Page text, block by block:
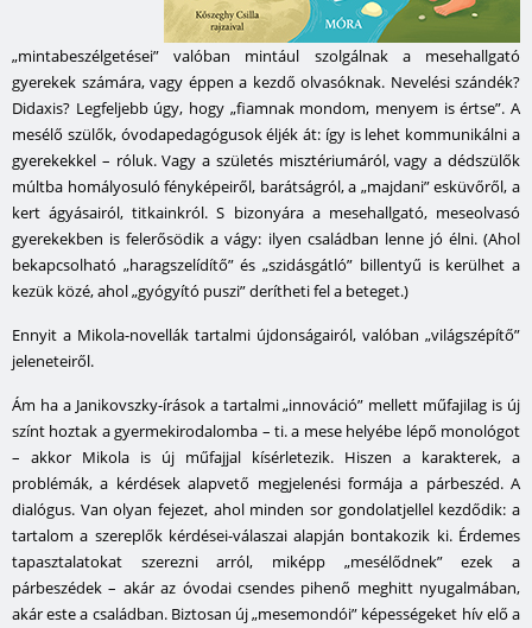
„mintabeszélgetései” valóban mintául szolgálnak a mesehallgató
gyerekek számára, vagy éppen a kezdő olvasóknak. Nevelési szándék?
Didaxis? Legfeljebb úgy, hogy „fiamnak mondom, menyem is értse”. A
mesélő szülők, óvodapedagógusok éljék át: így is lehet kommunikálni a
gyerekekkel – róluk. Vagy a születés misztériumáról, vagy a dédszülők
múltba homályosuló fényképeiről, barátságról, a „majdani” esküvőről, a
kert ágyásairól, titkainkról. S bizonyára a mesehallgató, meseolvasó
gyerekekben is felerősödik a vágy: ilyen családban lenne jó élni. (Ahol
bekapcsolható „haragszelídítő” és „szidásgátló” billentyű is kerülhet a
kezük közé, ahol „gyógyító puszi” derítheti fel a beteget.)
Ennyit a Mikola-novellák tartalmi újdonságairól, valóban „világszépítő”
jeleneteiről.
Ám ha a Janikovszky-írások a tartalmi „innováció” mellett műfajilag is új
színt hoztak a gyermekirodalomba – ti. a mese helyébe lépő monológot
– akkor Mikola is új műfajjal kísérletezik. Hiszen a karakterek, a
problémák, a kérdések alapvető megjelenési formája a párbeszéd. A
dialógus. Van olyan fejezet, ahol minden sor gondolatjellel kezdődik: a
tartalom a szereplők kérdései-válaszai alapján bontakozik ki. Érdemes
tapasztalatokat szerezni arról, miképp „mesélődnek” ezek a
párbeszédek – akár az óvodai csendes pihenő meghitt nyugalmában,
akár este a családban. Biztosan új „mesemondói” képességeket hív elő a